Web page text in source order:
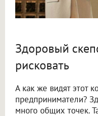
Здоровый
рисковать
А как же видят этот
предприниматели?
много общих точек.